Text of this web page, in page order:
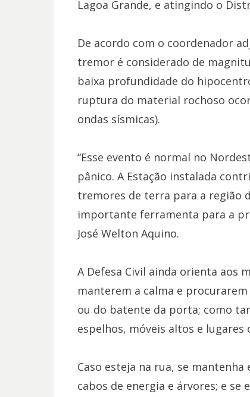
Lagoa Grande, e atingindo o
De acordo com o coordenador
tremor é considerado de
baixa profundidade do
ruptura do material rochoso
ondas sísmicas).
“Esse evento é normal no
pânico. A Estação instalada
tremores de terra para a região
importante ferramenta para a
José Welton Aquino.
A Defesa Civil ainda orienta aos
manterem a calma e
ou do batente da porta; como
espelhos, móveis altos e lugares
Caso esteja na rua, se
cabos de energia e árvores; e se